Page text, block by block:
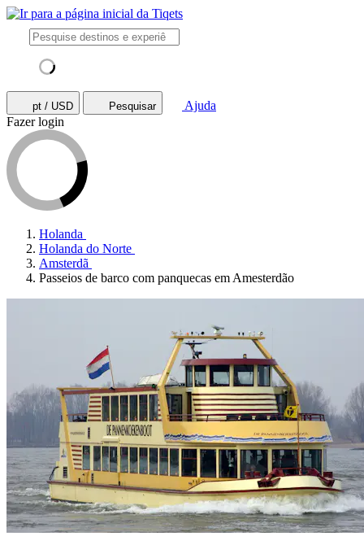
pt / USD Pesquisar
Ajuda
Fazer login
Holanda
Holanda do Norte
Amsterdã
Passeios de barco com panquecas em Amesterdão